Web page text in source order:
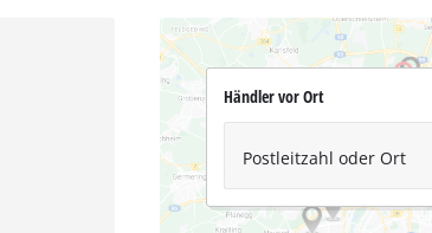
Händler vor Ort
Postleitzahl oder Ort